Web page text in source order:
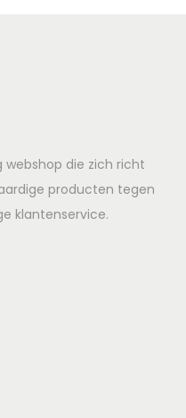
webshop die zich richt
producten tegen
klantenservice.